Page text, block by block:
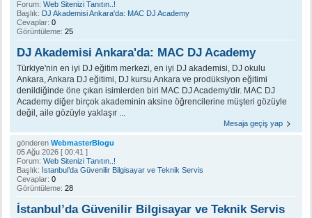
Forum: Web Sitenizi Tanıtın..!
Başlık: DJ Akademisi Ankara'da: MAC DJ Academy
Cevaplar: 0
Görüntüleme: 25
DJ Akademisi Ankara'da: MAC DJ Academy
Türkiye'nin en iyi DJ eğitim merkezi, en iyi DJ akademisi, DJ okulu
Ankara, Ankara DJ eğitimi, DJ kursu Ankara ve prodüksiyon eğitimi
denildiğinde öne çıkan isimlerden biri MAC DJ Academy'dir. MAC DJ
Academy diğer birçok akademinin aksine öğrencilerine müşteri gözüyle
değil, aile gözüyle yaklaşır ...
Mesaja geçiş yap
gönderen WebmasterBlogu
05 Ağu 2026 [ 00:41 ]
Forum: Web Sitenizi Tanıtın..!
Başlık: İstanbul’da Güvenilir Bilgisayar ve Teknik Servis
Cevaplar: 0
Görüntüleme: 28
İstanbul’da Güvenilir Bilgisayar ve Teknik Servis